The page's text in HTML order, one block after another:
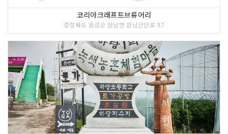
코리아크래프트브류어리
충청북도 음성군 원남면 원남산단로 97